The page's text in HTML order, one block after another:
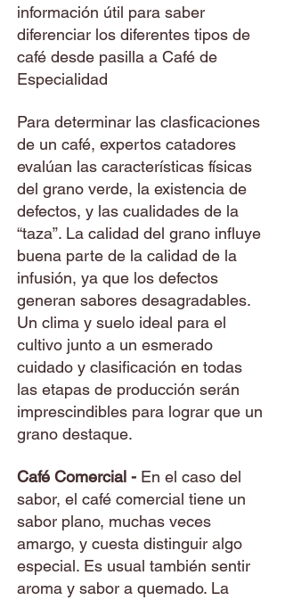
información útil para saber
diferenciar los diferentes tipos de
café desde pasilla a Café de
Especialidad
Para determinar las clasficaciones
de un café, expertos catadores
evalúan las características físicas
del grano verde, la existencia de
defectos, y las cualidades de la
“taza”. La calidad del grano influye
buena parte de la calidad de la
infusión, ya que los defectos
generan sabores desagradables.
Un clima y suelo ideal para el
cultivo junto a un esmerado
cuidado y clasificación en todas
las etapas de producción serán
imprescindibles para lograr que un
grano destaque.
Café Comercial - En el caso del
sabor, el café comercial tiene un
sabor plano, muchas veces
amargo, y cuesta distinguir algo
especial. Es usual también sentir
aroma y sabor a quemado. La